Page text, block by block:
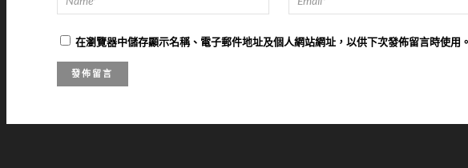
在瀏覽器中儲存顯示名稱、電子郵件地址及個人網站網址，以供下次發佈留言時使用。